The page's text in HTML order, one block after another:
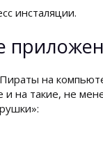
инсталяции.
Пираты на
и на такие, не